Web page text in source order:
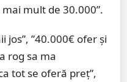
mult de 30.000”.
jos”, ”40.000€ ofer și
rog sa ma
tot se oferă preț”,